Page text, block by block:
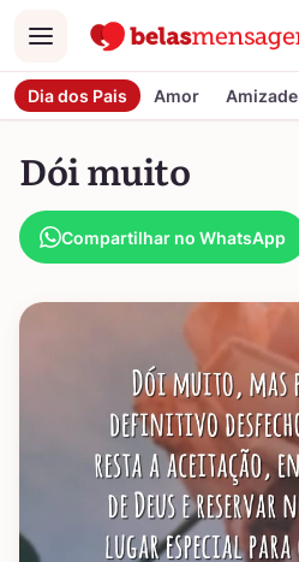
Menu
Dia dos Pais Amor Amizade
Dói muito
Compartilhar no WhatsApp